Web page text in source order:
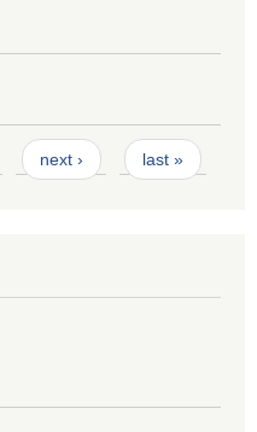
next › last »